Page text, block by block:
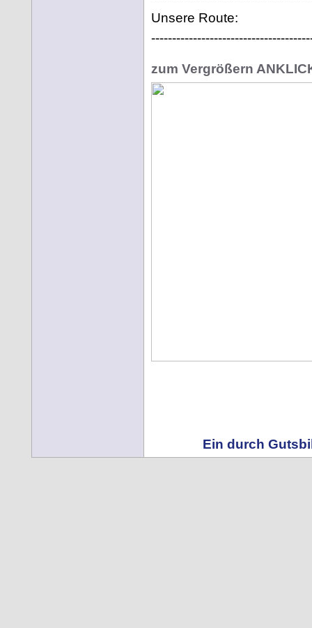
Unsere Route:
zum Vergrößern
Ein durch